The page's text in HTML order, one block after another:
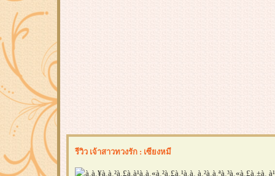
รีวิว เจ้าสาวทวงรัก : เซียงหมี